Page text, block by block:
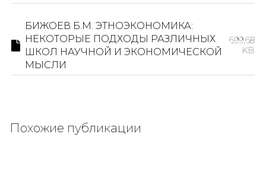
БИЖОЕВ Б.М. ЭТНОЭКОНОМИКА:
НЕКОТОРЫЕ ПОДХОДЫ РАЗЛИЧНЫХ
ШКОЛ НАУЧНОЙ И ЭКОНОМИЧЕСКОЙ
МЫСЛИ
699,68
KB
Похожие публикации